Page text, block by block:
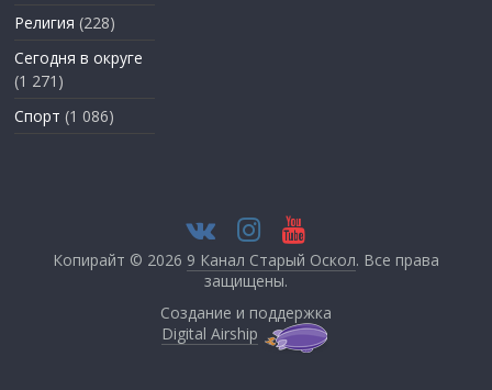
Религия (228)
Сегодня в округе
(1 271)
Спорт (1 086)
Копирайт © 2026 9 Канал Старый Оскол. Все права
защищены.
Создание и поддержка
Digital Airship